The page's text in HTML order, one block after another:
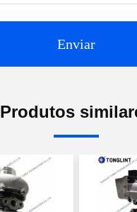
Enviar
Produtos